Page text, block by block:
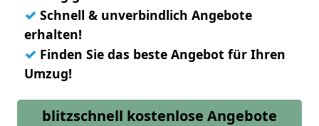
✓ Schnell & unverbindlich Angebote
erhalten!
✓ Finden Sie das beste Angebot für Ihren
Umzug!
blitzschnell kostenlose Angebote